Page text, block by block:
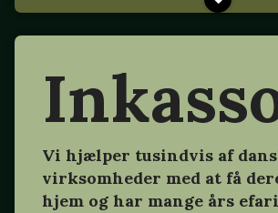
Vi hjælper tusindvis af
virksomheder med at få
hjem og har mange års